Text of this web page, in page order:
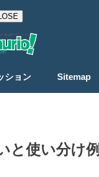
ション Sitemap
と使い分け例